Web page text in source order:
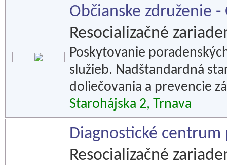
Občianske združenie
Resocializačné
Poskytovanie
služieb. Nadštandardná
doliečovania a prevencie
Starohájska 2, Trnava
Diagnostické centrum
Resocializačné